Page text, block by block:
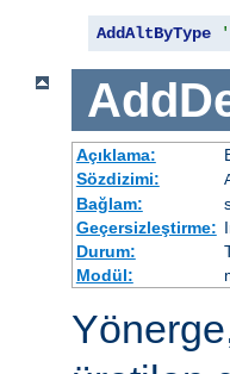
AddAltByType
Açıklama:
Sözdizimi:
Bağlam:
Geçersizleştirme:
Durum:
Modül: